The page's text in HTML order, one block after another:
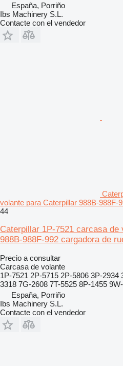
España, Porriño
Ibs Machinery S.L.
Contacte con el vendedor
volante para Caterpillar 988B-988F-
44
Caterpillar 1P-7521 carcasa de
988B-988F-992 cargadora de
Precio a consultar
Carcasa de volante
1P-7521 2P-5715 2P-5806 3P-2934
3318 7G-2608 7T-5525 8P-1455
España, Porriño
Ibs Machinery S.L.
Contacte con el vendedor